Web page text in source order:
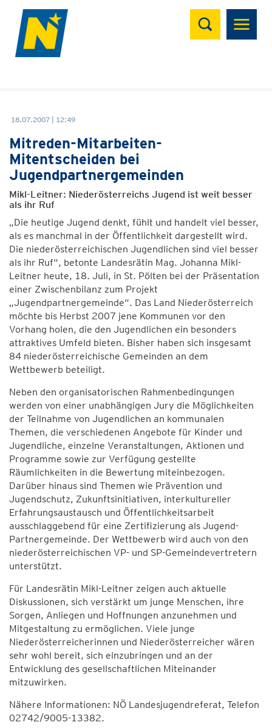
Suchen
18.07.2007 | 12:49
Mitreden-Mitarbeiten-
Mitentscheiden bei
Jugendpartnergemeinden
Mikl-Leitner: Niederösterreichs Jugend ist weit besser
als ihr Ruf
„Die heutige Jugend denkt, fühlt und handelt viel besser,
als es manchmal in der Öffentlichkeit dargestellt wird.
Die niederösterreichischen Jugendlichen sind viel besser
als ihr Ruf“, betonte Landesrätin Mag. Johanna Mikl-
Leitner heute, 18. Juli, in St. Pölten bei der Präsentation
einer Zwischenbilanz zum Projekt
„Jugendpartnergemeinde“. Das Land Niederösterreich
möchte bis Herbst 2007 jene Kommunen vor den
Vorhang holen, die den Jugendlichen ein besonders
attraktives Umfeld bieten. Bisher haben sich insgesamt
84 niederösterreichische Gemeinden an dem
Wettbewerb beteiligt.
Neben den organisatorischen Rahmenbedingungen
werden von einer unabhängigen Jury die Möglichkeiten
der Teilnahme von Jugendlichen an kommunalen
Themen, die verschiedenen Angebote für Kinder und
Jugendliche, einzelne Veranstaltungen, Aktionen und
Programme sowie zur Verfügung gestellte
Räumlichkeiten in die Bewertung miteinbezogen.
Darüber hinaus sind Themen wie Prävention und
Jugendschutz, Zukunftsinitiativen, interkultureller
Erfahrungsaustausch und Öffentlichkeitsarbeit
ausschlaggebend für eine Zertifizierung als Jugend-
Partnergemeinde. Der Wettbewerb wird auch von den
niederösterreichischen VP- und SP-Gemeindevertretern
unterstützt.
Für Landesrätin Mikl-Leitner zeigen auch aktuelle
Diskussionen, sich verstärkt um junge Menschen, ihre
Sorgen, Anliegen und Hoffnungen anzunehmen und
Mitgestaltung zu ermöglichen. Viele junge
Niederösterreicherinnen und Niederösterreicher wären
sehr wohl bereit, sich einzubringen und an der
Entwicklung des gesellschaftlichen Miteinander
mitzuwirken.
Nähere Informationen: NÖ Landesjugendreferat, Telefon
02742/9005-13382.